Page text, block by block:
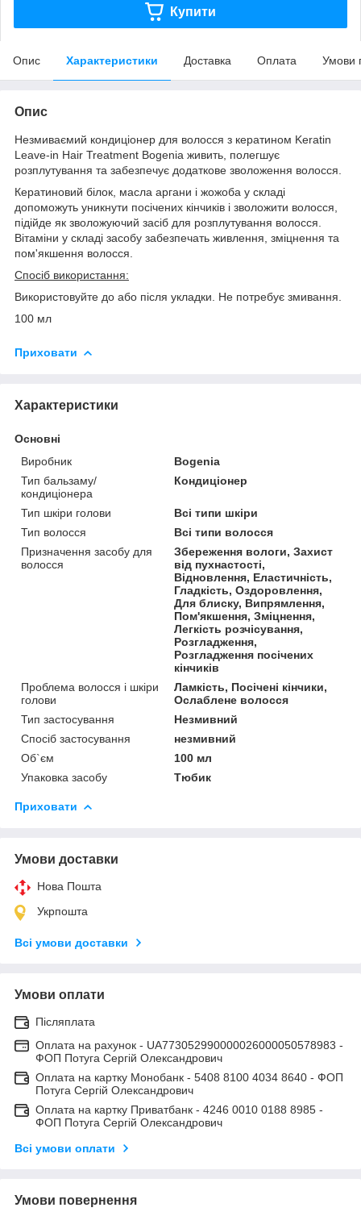
Купити
Опис Характеристики Доставка Оплата Умови
Опис
Незмиваємий кондиціонер для волосся з кератином Keratin
Leave-in Hair Treatment Bogenia живить, полегшує
розплутування та забезпечує додаткове зволоження волосся.
Кератиновий білок, масла аргани і жожоба у складі
допоможуть уникнути посічених кінчиків і зволожити волосся,
підійде як зволожуючий засіб для розплутування волосся.
Вітаміни у складі засобу забезпечать живлення, зміцнення та
пом'якшення волосся.
Спосіб використання:
Використовуйте до або після укладки. Не потребує змивання.
100 мл
Приховати
Характеристики
Основні
Виробник
Bogenia
Тип бальзаму/
кондиціонера
Кондиціонер
Тип шкіри голови
Всі типи шкіри
Тип волосся
Всі типи волосся
Призначення засобу для
волосся
Збереження вологи, Захист
від пухнастості,
Відновлення, Еластичність,
Гладкість, Оздоровлення,
Для блиску, Випрямлення,
Пом'якшення, Зміцнення,
Легкість розчісування,
Розгладження,
Розгладження посічених
кінчиків
Проблема волосся і шкіри
голови
Ламкість, Посічені кінчики,
Ослаблене волосся
Тип застосування
Незмивний
Спосіб застосування
незмивний
Об`єм
100 мл
Упаковка засобу
Тюбик
Приховати
Умови доставки
Нова Пошта
Укрпошта
Всі умови доставки
Умови оплати
Післяплата
Оплата на рахунок - UA773052990000026000050578983 -
ФОП Потуга Сергій Олександрович
Оплата на картку Монобанк - 5408 8100 4034 8640 - ФОП
Потуга Сергій Олександрович
Оплата на картку Приватбанк - 4246 0010 0188 8985 -
ФОП Потуга Сергій Олександрович
Всі умови оплати
Умови повернення